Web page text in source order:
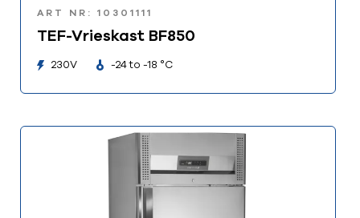
ART NR: 10301111
TEF-Vrieskast BF850
230V -24 to -18 °C